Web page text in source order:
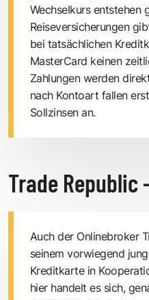
Wechselkurs entstehen
Reiseversicherungen
bei tatsächlichen
MasterCard keinen
Zahlungen werden
nach Kontoart fallen
Sollzinsen an.
Trade
Auch der Onlinebroker
seinem vorwiegend
Kreditkarte in
hier handelt es sich,